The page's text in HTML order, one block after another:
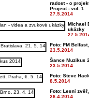
radost - o
Project - vol. 1
27.5.2014
Michael
ukázky
Foto: FM
23.5.2014
Šance Muzikus
23.5.2014
Foto: Steve
8.5.2014
Foto: Lesní
28.4.2014